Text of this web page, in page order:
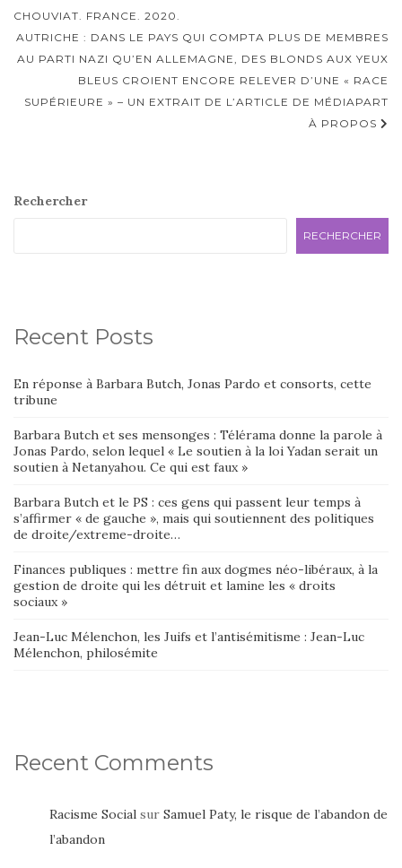
d'article
CHOUVIAT. FRANCE. 2020.
AUTRICHE : DANS LE PAYS QUI COMPTA PLUS DE MEMBRES
AU PARTI NAZI QU’EN ALLEMAGNE, DES BLONDS AUX YEUX
BLEUS CROIENT ENCORE RELEVER D’UNE « RACE
SUPÉRIEURE » – UN EXTRAIT DE L’ARTICLE DE MÉDIAPART
À PROPOS
Rechercher
RECHERCHER
Recent Posts
En réponse à Barbara Butch, Jonas Pardo et consorts, cette
tribune
Barbara Butch et ses mensonges : Télérama donne la parole à
Jonas Pardo, selon lequel « Le soutien à la loi Yadan serait un
soutien à Netanyahou. Ce qui est faux »
Barbara Butch et le PS : ces gens qui passent leur temps à
s’affirmer « de gauche », mais qui soutiennent des politiques
de droite/extreme-droite…
Finances publiques : mettre fin aux dogmes néo-libéraux, à la
gestion de droite qui les détruit et lamine les « droits
sociaux »
Jean-Luc Mélenchon, les Juifs et l’antisémitisme : Jean-Luc
Mélenchon, philosémite
Recent Comments
Racisme Social sur Samuel Paty, le risque de l’abandon de
l’abandon